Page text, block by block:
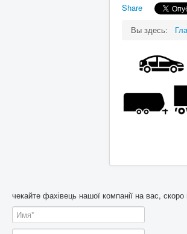
Share
Вы здесь:
чекайте фахівець нашої компанії на вас,